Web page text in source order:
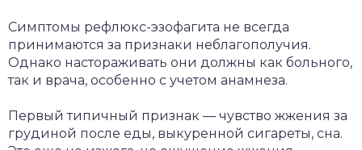
Симптомы рефлюкс-эзофагита не всегда
принимаются за признаки неблагополучия.
Однако настораживать они должны как больного,
так и врача, особенно с учетом анамнеза.
Первый типичный признак — чувство жжения за
грудиной после еды, выкуренной сигареты, сна.